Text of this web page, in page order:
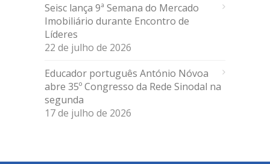
Seisc lança 9ª Semana do Mercado
Imobiliário durante Encontro de
Líderes
22 de julho de 2026
Educador português António Nóvoa
abre 35º Congresso da Rede Sinodal na
segunda
17 de julho de 2026